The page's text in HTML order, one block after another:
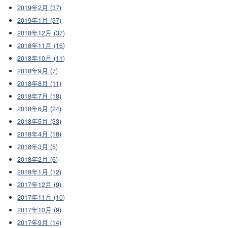
2019年2月 (37)
2019年1月 (37)
2018年12月 (37)
2018年11月 (16)
2018年10月 (11)
2018年9月 (7)
2018年8月 (11)
2018年7月 (18)
2018年6月 (24)
2018年5月 (33)
2018年4月 (18)
2018年3月 (5)
2018年2月 (6)
2018年1月 (12)
2017年12月 (9)
2017年11月 (10)
2017年10月 (9)
2017年9月 (14)